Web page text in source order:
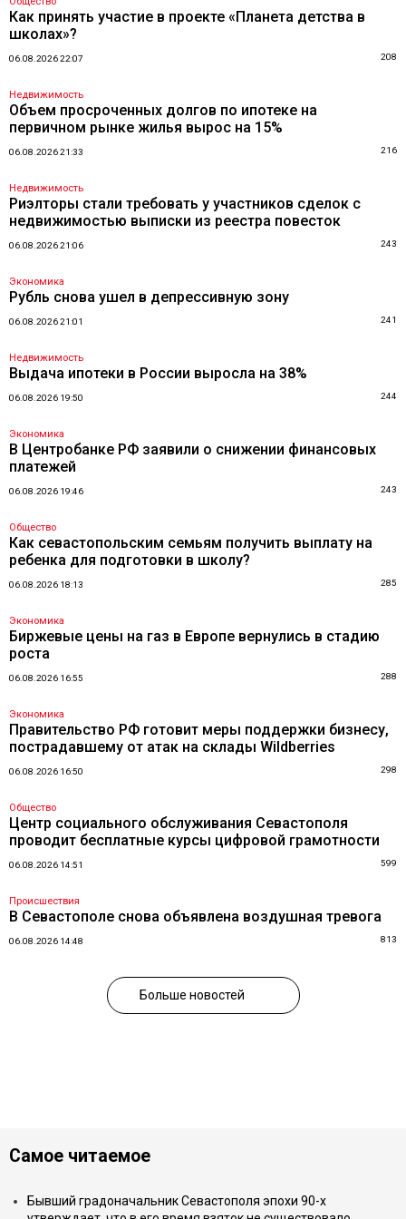
Как принять участие в проекте «Планета детства в
школах»?
06.08.2026 22:07 208
Недвижимость
Объем просроченных долгов по ипотеке на
первичном рынке жилья вырос на 15%
06.08.2026 21:33 216
Недвижимость
Риэлторы стали требовать у участников сделок с
недвижимостью выписки из реестра повесток
06.08.2026 21:06 243
Экономика
Рубль снова ушел в депрессивную зону
06.08.2026 21:01 241
Недвижимость
Выдача ипотеки в России выросла на 38%
06.08.2026 19:50 244
Экономика
В Центробанке РФ заявили о снижении финансовых
платежей
06.08.2026 19:46 243
Общество
Как севастопольским семьям получить выплату на
ребенка для подготовки в школу?
06.08.2026 18:13 285
Экономика
Биржевые цены на газ в Европе вернулись в стадию
роста
06.08.2026 16:55 288
Экономика
Правительство РФ готовит меры поддержки бизнесу,
пострадавшему от атак на склады Wildberries
06.08.2026 16:50 298
Общество
Центр социального обслуживания Севастополя
проводит бесплатные курсы цифровой грамотности
06.08.2026 14:51 599
Происшествия
В Севастополе снова объявлена воздушная тревога
06.08.2026 14:48 813
Больше новостей
Самое читаемое
Бывший градоначальник Севастополя эпохи 90-х